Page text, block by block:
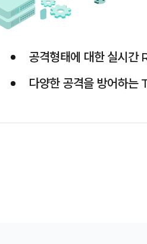
공격형태에 대한 실시
다양한 공격을 방어하